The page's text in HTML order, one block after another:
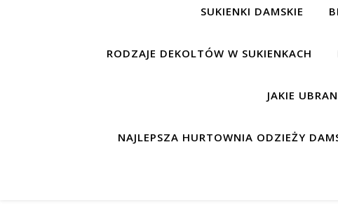
SUKIENKI DAMSKIE
RODZAJE DEKOLTÓW W SUKIENKACH
JAKIE
NAJLEPSZA HURTOWNIA ODZIEŻY